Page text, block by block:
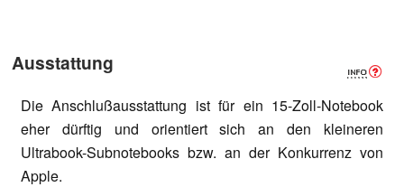
Ausstattung
Die Anschlußausstattung ist für ein 15-Zoll-Notebook
eher dürftig und orientiert sich an den kleineren
Ultrabook-Subnotebooks bzw. an der Konkurrenz von
Apple.